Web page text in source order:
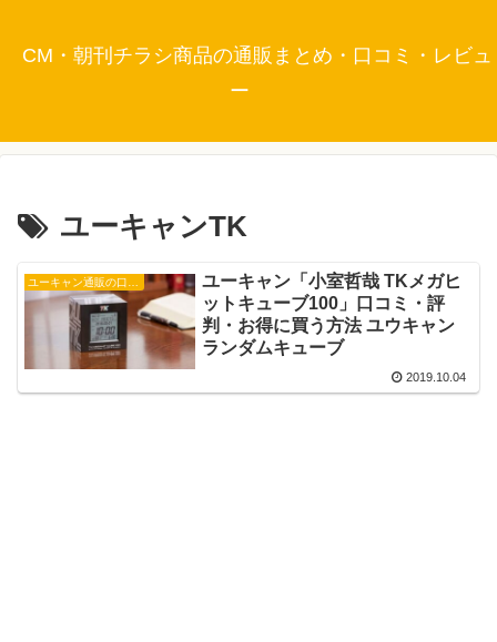
CM・朝刊チラシ商品の通販まとめ・口コミ・レビュ
ー
ユーキャンTK
ユーキャン「小室哲哉 TKメガヒ
ットキューブ100」口コミ・評
判・お得に買う方法 ユウキャン
ランダムキューブ
2019.10.04